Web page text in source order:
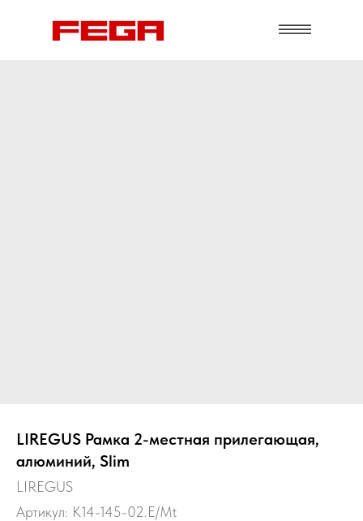
LIREGUS Рамка 2-местная прилегающая,
алюминий, Slim
LIREGUS
Артикул: K14-145-02.E/Mt